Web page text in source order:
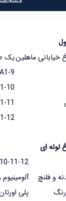
خیابانی ماهلینیک
9
10
11
12
لوله ای
11-12
و فلنچ
پلی